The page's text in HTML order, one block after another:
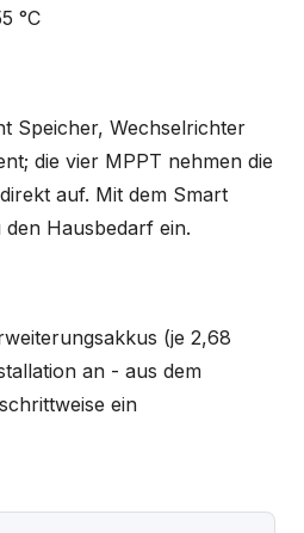
°C
Speicher, Wechselrichter
die vier MPPT nehmen die
auf. Mit dem Smart
Hausbedarf ein.
(je 2,68
an - aus dem
ein